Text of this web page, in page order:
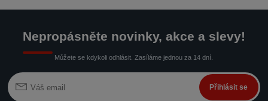
Nepropásněte novinky, akce a slevy!
Můžete se kdykoli odhlásit. Zasíláme jednou za 14 dní.
Přihlásit se